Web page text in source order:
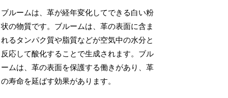
ブルームは、革が経年変化してできる白い粉
状の物質です。ブルームは、革の表面に含ま
れるタンパク質や脂質などが空気中の水分と
反応して酸化することで生成されます。ブル
ームは、革の表面を保護する働きがあり、革
の寿命を延ばす効果があります。